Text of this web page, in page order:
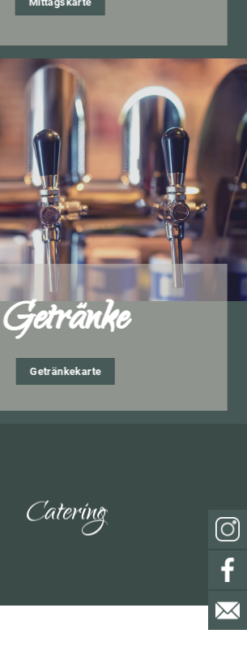
Getränke
Getränkekarte
Catering